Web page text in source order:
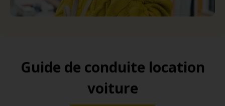
Guide de conduite location
voiture